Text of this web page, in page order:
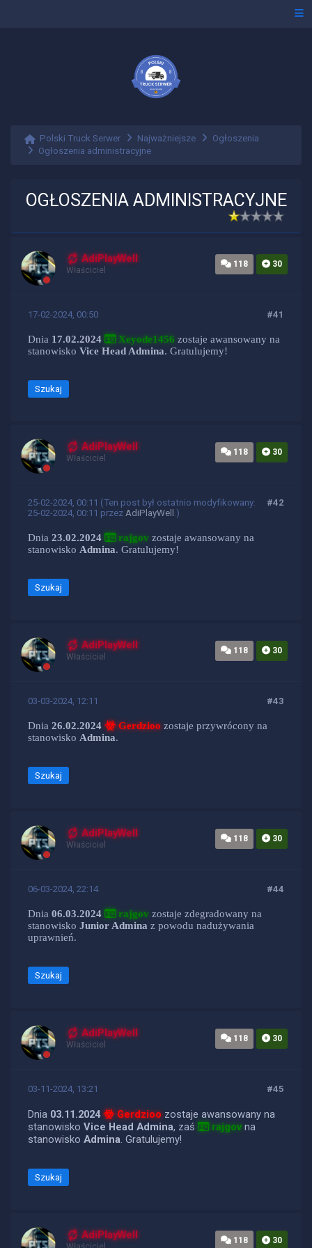
Polski Truck Serwer Najważniejsze
Ogłoszenia
Ogłoszenia administracyjne
OGŁOSZENIA ADMINISTRACYJNE
AdiPlayWell
Właściciel
118 30
#41
17-02-2024, 00:50
Dnia 17.02.2024 Xeyode1456 zostaje awansowany na
stanowisko Vice Head Admina. Gratulujemy!
Szukaj
AdiPlayWell
Właściciel
118 30
#42
25-02-2024, 00:11 (Ten post był ostatnio modyfikowany:
25-02-2024, 00:11 przez AdiPlayWell .)
Dnia 23.02.2024 rajgov zostaje awansowany na
stanowisko Admina. Gratulujemy!
Szukaj
AdiPlayWell
Właściciel
118 30
#43
03-03-2024, 12:11
Dnia 26.02.2024 Gerdzioozostaje przywrócony na
stanowisko Admina.
Szukaj
AdiPlayWell
Właściciel
118 30
#44
06-03-2024, 22:14
Dnia 06.03.2024 rajgov zostaje zdegradowany na
stanowisko Junior Admina z powodu nadużywania
uprawnień.
Szukaj
AdiPlayWell
Właściciel
118 30
#45
03-11-2024, 13:21
Dnia 03.11.2024 Gerdzioozostaje awansowany na
stanowisko Vice Head Admina, zaś rajgov na
stanowisko Admina. Gratulujemy!
Szukaj
AdiPlayWell 118 30